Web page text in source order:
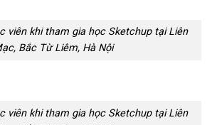
viên khi tham gia học Sketchup tại Liên
Bắc Từ Liêm, Hà Nội
viên khi tham gia học Sketchup tại Liên